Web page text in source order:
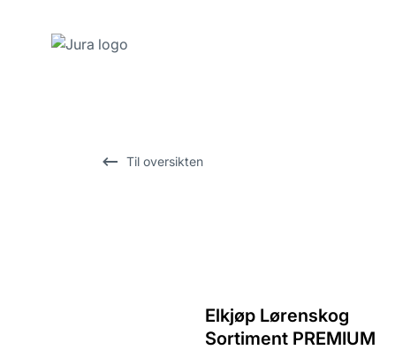
Til oversikten
Tilbake
Elkjøp Lørenskog
Sortiment PREMIUM